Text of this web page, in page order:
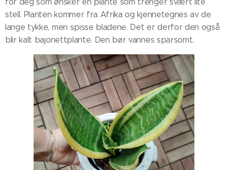
stell. Planten kommer fra Afrika og kjennetegnes av de
lange tykke, men spisse bladene. Det er derfor den også
blir kalt bajonettplante. Den bør vannes sparsomt.